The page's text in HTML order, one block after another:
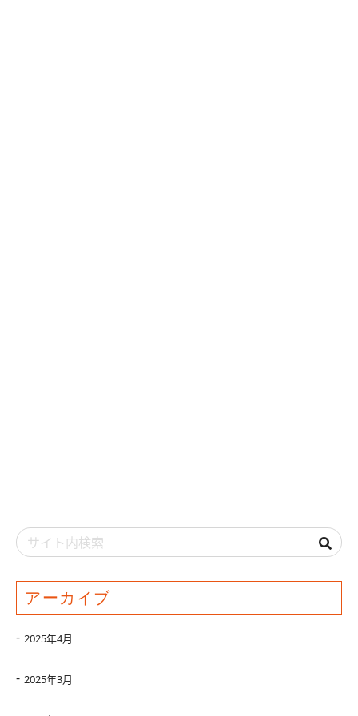
アーカイブ
2025年4月
2025年3月